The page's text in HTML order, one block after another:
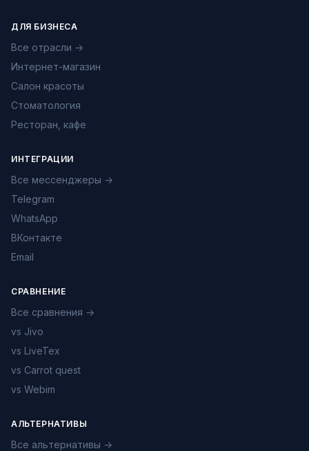
ДЛЯ БИЗНЕСА
Все отрасли →
Интернет-магазин
Салон красоты
Стоматология
Ресторан, кафе
ИНТЕГРАЦИИ
Все мессенджеры →
Telegram
WhatsApp
ВКонтакте
Email
СРАВНЕНИЕ
Все сравнения →
vs Jivo
vs LiveTex
vs Carrot quest
vs Webim
АЛЬТЕРНАТИВЫ
Все альтернативы →